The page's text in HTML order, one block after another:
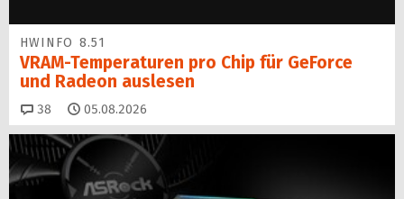
HWINFO 8.51
VRAM-Temperaturen pro Chip für GeForce
und Radeon auslesen
38 Kommentare
05.08.2026